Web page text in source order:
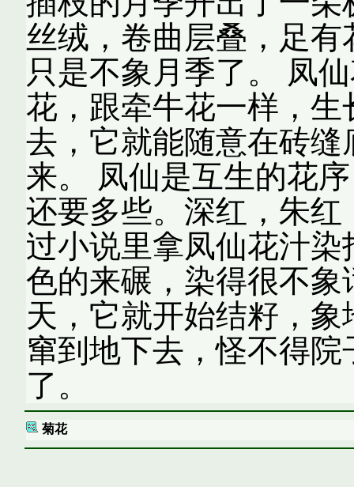
丝绒，卷曲层叠，足
只是不象月季了。 凤
花，跟牵牛花一样，
去，它就能随意在砖
来。 凤仙是互生的花
还要多些。深红，朱
过小说里拿凤仙花汁
色的来碾，染得很不
天，它就开始结籽，
窜到地下去，怪不得
了。
菊花